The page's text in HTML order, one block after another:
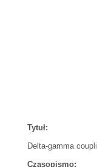
Tytuł:
Delta-gamma
Czasopismo: